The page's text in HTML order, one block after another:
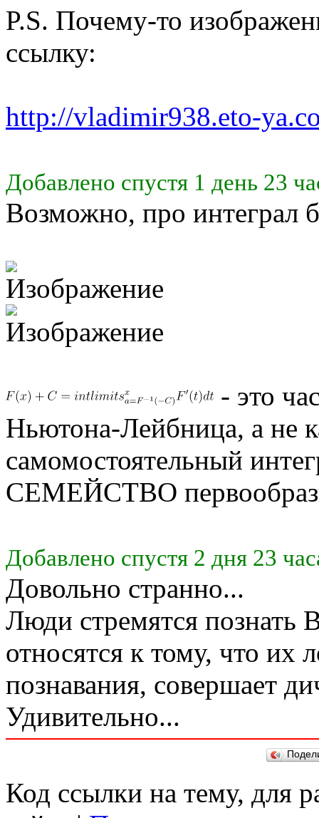
P.S. Почему-то
ссылку:
http://vladimir938.eto-
Добавлено спустя 1 день 23
Возможно, про интеграл
- это
Ньютона-Лейбница, а не
самомостоятельный
СЕМЕЙСТВО
Добавлено спустя 2 дня 23
Довольно странно...
Люди стремятся
относятся к тому, что их
познавания, совершает
Удивительно...
Код ссылки на тему, для